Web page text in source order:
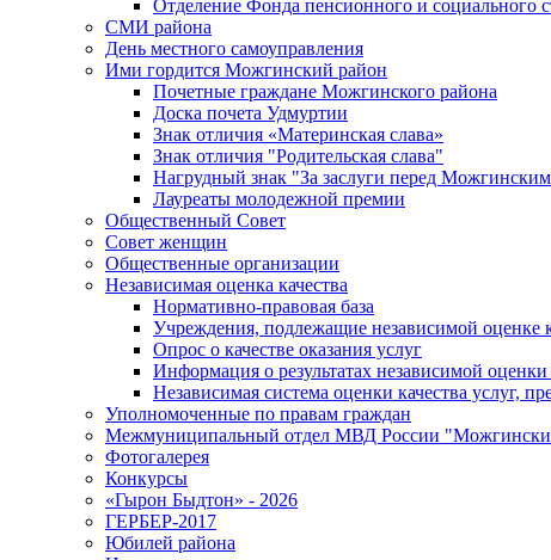
Отделение Фонда пенсионного и социального
СМИ района
День местного самоуправления
Ими гордится Можгинский район
Почетные граждане Можгинского района
Доска почета Удмуртии
Знак отличия «Материнская слава»
Знак отличия "Родительская слава"
Нагрудный знак "За заслуги перед
Лауреаты молодежной премии
Общественный Совет
Совет женщин
Общественные организации
Независимая оценка качества
Нормативно-правовая база
Учреждения, подлежащие независимой оценке
Опрос о качестве оказания услуг
Информация о результатах независимой оценки
Независимая система оценки качества услуг,
Уполномоченные по правам граждан
Межмуниципальный отдел МВД России
Фотогалерея
Конкурсы
«Гырон Быдтон» - 2026
ГЕРБЕР-2017
Юбилей района